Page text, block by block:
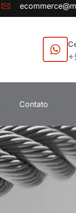
Contato